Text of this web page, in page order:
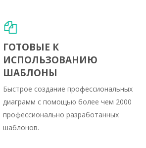
ГОТОВЫЕ К
ИСПОЛЬЗОВАНИЮ
ШАБЛОНЫ
Быстрое создание профессиональных
диаграмм с помощью более чем 2000
профессионально разработанных
шаблонов.